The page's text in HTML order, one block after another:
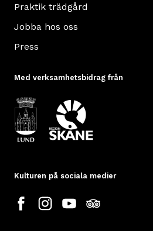
Praktik trädgård
Jobba hos oss
Press
Med verksamhetsbidrag från
Kulturen på sociala medier